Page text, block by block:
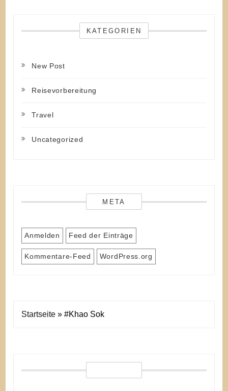
KATEGORIEN
New Post
Reisevorbereitung
Travel
Uncategorized
META
Anmelden Feed der Einträge
Kommentare-Feed WordPress.org
Startseite »#Khao Sok